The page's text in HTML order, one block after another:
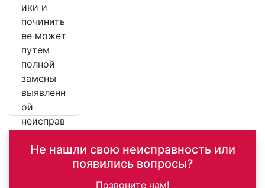
ики и
починить
ее может
путем
полной
замены
выявленн
ой
неисправ
детали.
Не нашли свою неисправность или
появились вопросы?
Позвоните нам!